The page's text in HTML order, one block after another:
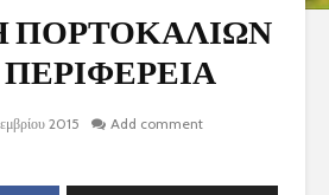
ΠΟΡΤΟΚΑΛΙΩΝ
2015
Add comment